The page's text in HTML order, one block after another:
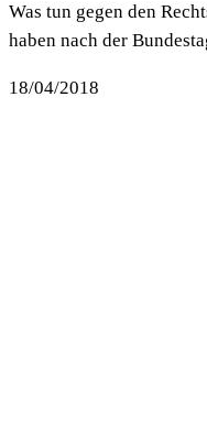
Was tun gegen den
haben nach der
18/04/2018